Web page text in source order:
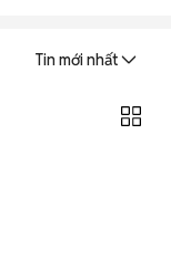
Tin mới nhất